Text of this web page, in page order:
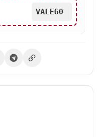
VALE60